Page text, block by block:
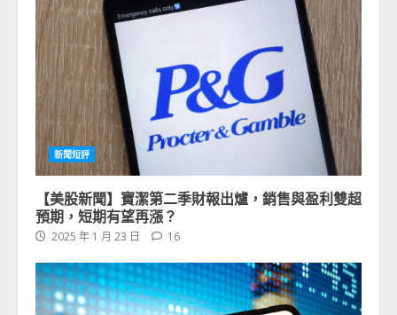
新聞短評
【美股新聞】寶潔第二季財報出爐，銷售與盈利雙超
預期，短期有望再漲？
2025 年 1 月 23 日 16